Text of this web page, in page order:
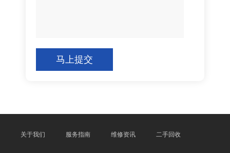
马上提交
关于我们 服务指南 维修资讯 二手回收